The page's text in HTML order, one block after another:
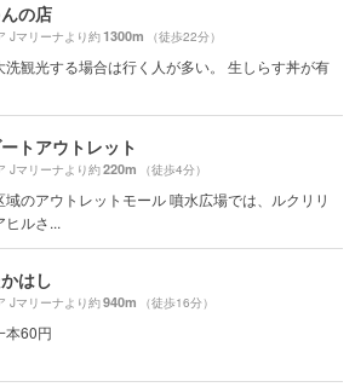
の店
Jマリーナより約1300m （徒歩22分）
洗観光する場合は行く人が多い。 生しらす丼が有
トアウトレット
Jマリーナより約220m （徒歩4分）
域のアウトレットモール 噴水広場では、ルクリリ
ヒルさ...
はし
Jマリーナより約940m （徒歩16分）
本60円